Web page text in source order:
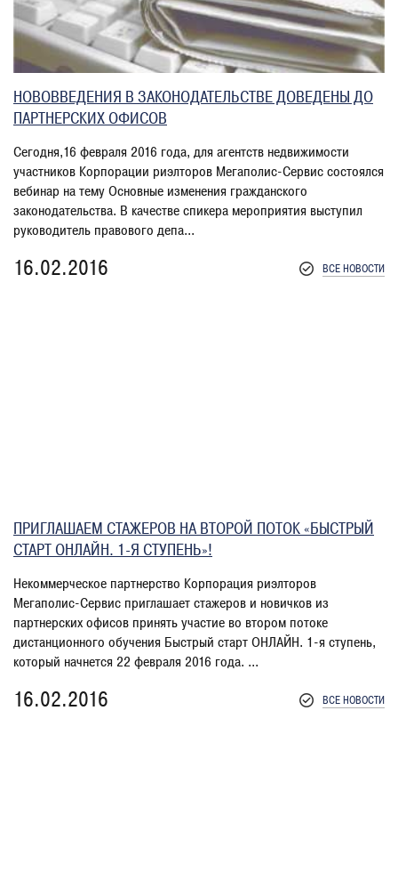
НОВОВВЕДЕНИЯ В ЗАКОНОДАТЕЛЬСТВЕ ДОВЕДЕНЫ ДО
ПАРТНЕРСКИХ ОФИСОВ
Сегодня,16 февраля 2016 года, для агентств недвижимости
участников Корпорации риэлторов Мегаполис-Сервис состоялся
вебинар на тему Основные изменения гражданского
законодательства. В качестве спикера мероприятия выступил
руководитель правового депа...
16.02.2016 ВСЕ НОВОСТИ
ПРИГЛАШАЕМ СТАЖЕРОВ НА ВТОРОЙ ПОТОК «БЫСТРЫЙ
СТАРТ ОНЛАЙН. 1-Я СТУПЕНЬ»!
Некоммерческое партнерство Корпорация риэлторов
Мегаполис-Сервис приглашает стажеров и новичков из
партнерских офисов принять участие во втором потоке
дистанционного обучения Быстрый старт ОНЛАЙН. 1-я ступень,
который начнется 22 февраля 2016 года. ...
16.02.2016 ВСЕ НОВОСТИ